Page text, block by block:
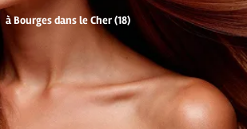
réception
ci-contre
à Bourges dans le Cher (18)